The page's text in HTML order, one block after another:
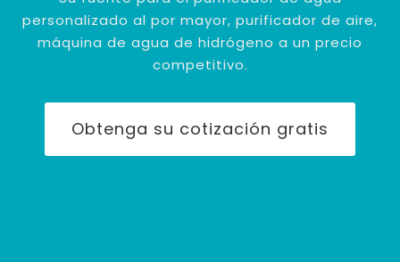
competitivo.
Obtenga su cotización gratis